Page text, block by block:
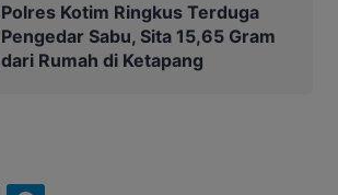
Polres Kotim Ringkus Terduga
Pengedar Sabu, Sita 15,65 Gram
dari Rumah di Ketapang